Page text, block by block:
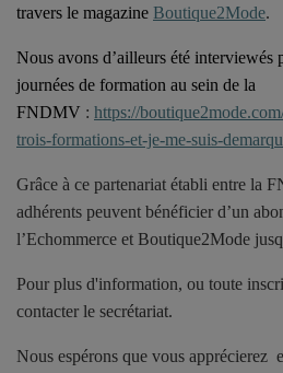
travers le magazine Boutique2Mode.
Nous avons d’ailleurs été interviewés
journées de formation au sein de la
FNDMV : https://
trois-formations-et-je-me-suis-
Grâce à ce partenariat établi entre la
adhérents peuvent bénéficier d’un
l’Echommerce et Boutique2Mode
Pour plus d'information, ou toute
contacter le secrétariat.
Nous espérons que vous apprécierez